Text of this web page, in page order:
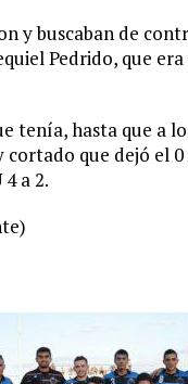
y buscaban de
Pedrido, que
tenía, hasta que a
que dejó el
a 2.